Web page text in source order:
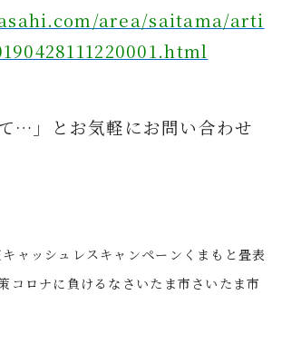
area/saitama/arti
…」とお気軽にお問い合わせ
キャッシュレスキャンペーン くまもと畳表
コロナに負けるな さいたま市 さいたま市